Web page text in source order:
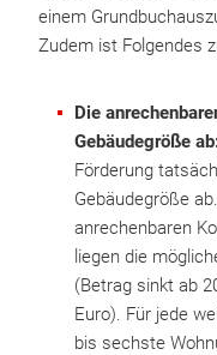
einem
Zudem ist Folgendes
Die
Gebäudegröße
Förderung
Gebäudegröße
anrechenbaren
liegen die
(Betrag sinkt ab
Euro). Für jede
bis sechste